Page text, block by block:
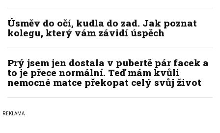
Úsměv do očí, kudla do zad. Jak poznat
kolegu, který vám závidí úspěch
Prý jsem jen dostala v pubertě pár facek a
to je přece normální. Teď mám kvůli
nemocné matce překopat celý svůj život